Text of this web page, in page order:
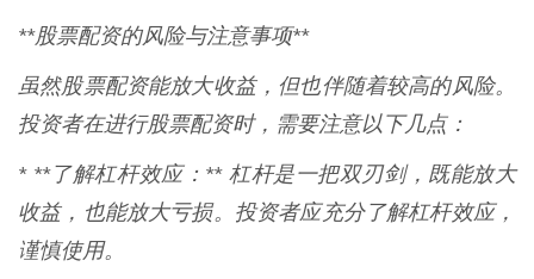
**股票配资的风险与注意事项**
虽然股票配资能放大收益，但也伴随着较高的风险。
投资者在进行股票配资时，需要注意以下几点：
* **了解杠杆效应：** 杠杆是一把双刃剑，既能放大
收益，也能放大亏损。投资者应充分了解杠杆效应，
谨慎使用。